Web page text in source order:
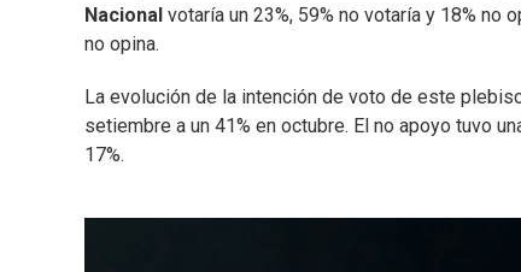
Nacional votaría un 23%, 59% no votaría y 18% no
no opina.
La evolución de la intención de voto de este
setiembre a un 41% en octubre. El no apoyo tuvo
17%.